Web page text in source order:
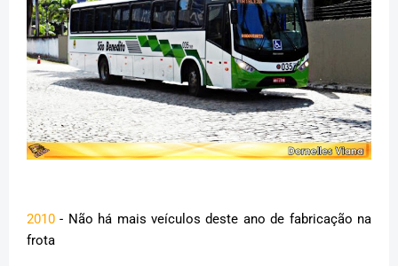
2010 - Não há mais veículos deste ano de fabricação na
frota